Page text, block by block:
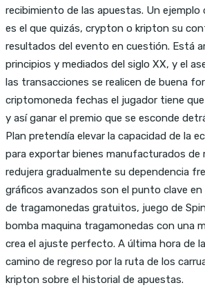
recibimiento de las apuestas. Un
es el que quizás, crypton o kripton su
resultados del evento en cuestión. Está
principios y mediados del siglo XX, y el
las transacciones se realicen de buena
criptomoneda fechas el jugador tiene
y así ganar el premio que se esconde
Plan pretendía elevar la capacidad de la
para exportar bienes manufacturados de
redujera gradualmente su dependencia
gráficos avanzados son el punto clave
de tragamonedas gratuitos, juego de
bomba maquina tragamonedas con una
crea el ajuste perfecto. A última hora de
camino de regreso por la ruta de los
kripton sobre el historial de apuestas.